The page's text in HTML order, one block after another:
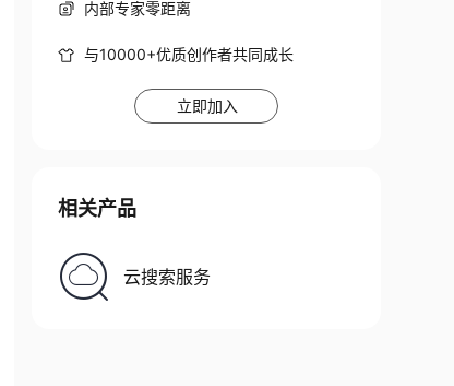
内部专家零距离
与10000+优质创作者共同成长
立即加入
相关产品
云搜索服务